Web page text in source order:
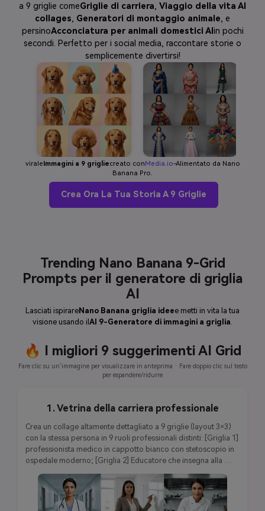
a 9 griglie comeGriglie di carriera, Viaggio della vita AI
collages, Generatori di montaggio animale, e
persinoAcconciatura per animali domestici AI in pochi
secondi. Perfetto per i social media, raccontare storie o
semplicemente divertirsi!
viraleImmagini a 9 grigliecreato conMedia.io-Alimentato da Nano
Banana Pro.
Crea Ora La Tua Storia A 9 Griglie
Trending Nano Banana 9-Grid
Prompts per il generatore di griglia
AI
Lasciati ispirare Nano Banana griglia ideee metti in vita la tua
visione usando il AI 9-Generatore di immagini a griglia.
🔥 I migliori 9 suggerimenti AI Grid
Fare clic su un'immagine per visualizzare in anteprima · Fare doppio clic sul testo
per espandere/ridurre
1. Vetrina della carriera professionale
Crea un collage altamente dettagliato a 9 griglie (layout 3×3)
con la stessa persona in 9 ruoli professionali distinti: [Griglia 1]
professionista medico in cappotto bianco con stetoscopio in
ospedale moderno; [Griglia 2] Educatore che insegna alla
lavagna in classe luminosa; [Griglia 3] Chef in bianchi culinari
che preparano piatti gourmet; [Griglia 4] Codifica
dell'ingegnere Software su doppio monitor; [Griglia 5]
Disegnatore di moda che disegna in atelier; [Griglia 6]